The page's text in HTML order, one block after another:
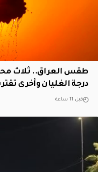
طقس العراق.. ثلاث
درجة الغليان وأخرى
قبل 11 ساعة